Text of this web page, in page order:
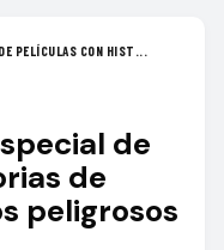
PELÍCULAS CON HIST...
de
de
peligrosos